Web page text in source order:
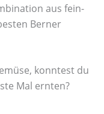
aus fein-
Berner
konntest du
Mal ernten?